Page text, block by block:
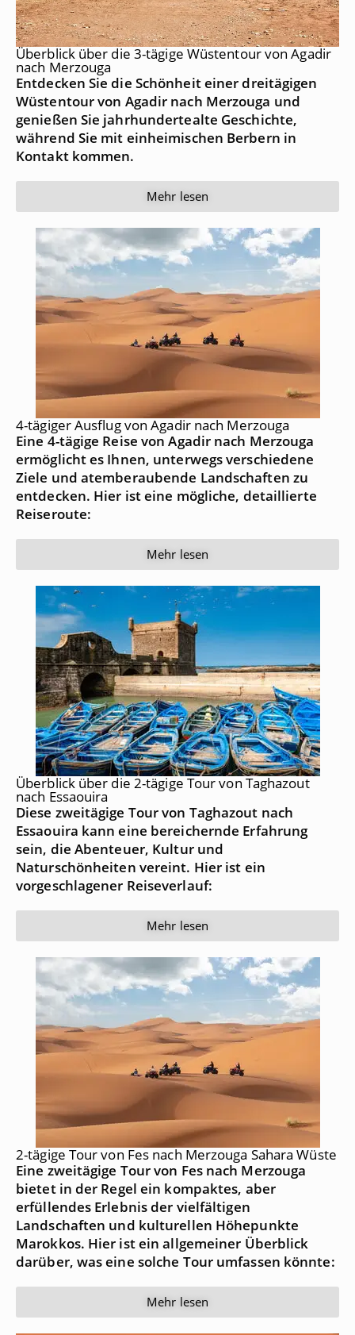
Überblick über die 3-tägige Wüstentour von Agadir
nach Merzouga
Entdecken Sie die Schönheit einer dreitägigen
Wüstentour von Agadir nach Merzouga und
genießen Sie jahrhundertealte Geschichte,
während Sie mit einheimischen Berbern in
Kontakt kommen.
Mehr lesen
4-tägiger Ausflug von Agadir nach Merzouga
Eine 4-tägige Reise von Agadir nach Merzouga
ermöglicht es Ihnen, unterwegs verschiedene
Ziele und atemberaubende Landschaften zu
entdecken. Hier ist eine mögliche, detaillierte
Reiseroute:
Mehr lesen
Überblick über die 2-tägige Tour von Taghazout
nach Essaouira
Diese zweitägige Tour von Taghazout nach
Essaouira kann eine bereichernde Erfahrung
sein, die Abenteuer, Kultur und
Naturschönheiten vereint. Hier ist ein
vorgeschlagener Reiseverlauf:
Mehr lesen
2-tägige Tour von Fes nach Merzouga Sahara Wüste
Eine zweitägige Tour von Fes nach Merzouga
bietet in der Regel ein kompaktes, aber
erfüllendes Erlebnis der vielfältigen
Landschaften und kulturellen Höhepunkte
Marokkos. Hier ist ein allgemeiner Überblick
darüber, was eine solche Tour umfassen könnte:
Mehr lesen